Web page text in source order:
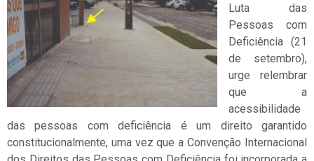
Luta das
Pessoas com
Deficiência (21
de setembro),
urge relembrar
que a
acessibilidade
das pessoas com deficiência é um direito garantido
constitucionalmente, uma vez que a Convenção Internacional